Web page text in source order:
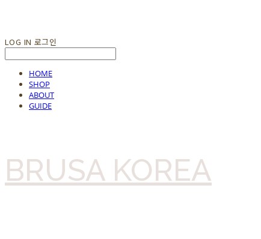
LOG IN 로그인
HOME
SHOP
ABOUT
GUIDE
BRUSA KOREA